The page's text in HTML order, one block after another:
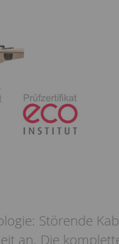
Störende
an. Die